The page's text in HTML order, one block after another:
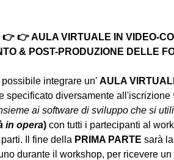
👉 AULA VIRTUALE IN VIDEO-
& POST-PRODUZIONE DELLE
integrare un' AULA
specificato diversamente all'iscrizione
ai software di sviluppo che si
in opera) con tutti i partecipanti al
Il fine della PRIMA PARTE sarà la
durante il workshop, per ricevere